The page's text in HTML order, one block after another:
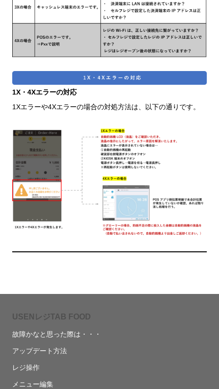
1X・4Xエラーの対応
1Xエラーや4Xエラーの場合の対処方法は、以下の通りです。
USENレジTAB FOOD
故障かなと思った際は・・・
アップデート方法
レジ操作
メニュー編集